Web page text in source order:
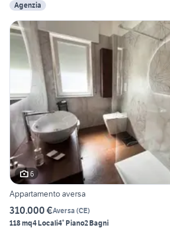
Agenzia
6
Appartamento aversa
310.000 €Aversa (CE)
118 mq4 Locali4° Piano2 Bagni